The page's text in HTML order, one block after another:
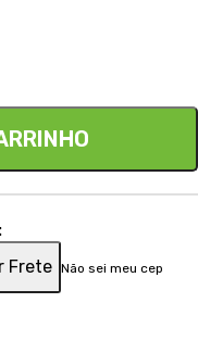
Frete Não sei meu cep